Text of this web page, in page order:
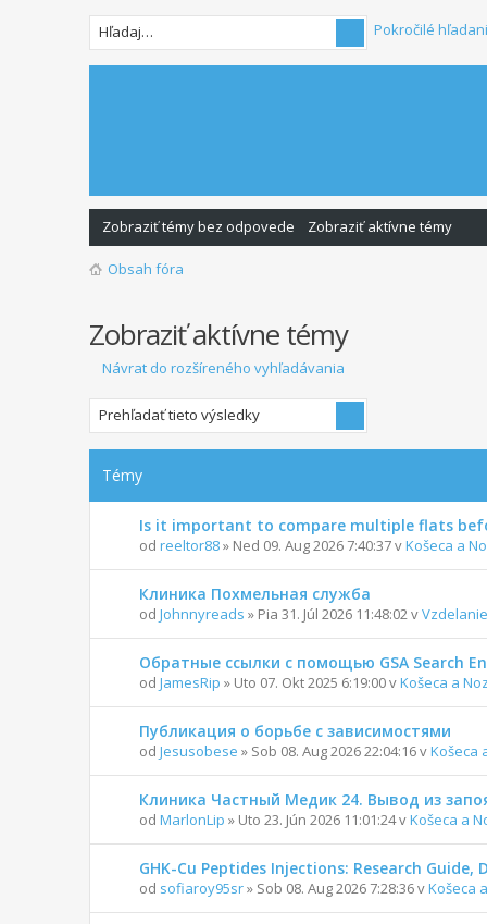
Pokročilé
Zobraziť témy bez odpovede Zobraziť aktívne témy
Obsah fóra
Zobraziť aktívne témy
Návrat do rozšíreného vyhľadávania
Témy
Is it important to compare multiple flats
od reeltor88» Ned 09. Aug 2026 7:40:37 vKošeca a
Клиника Похмельная служба
od Johnnyreads » Pia 31. Júl 2026 11:48:02 v
Обратные ссылки с помощью GSA Search
od JamesRip » Uto 07. Okt 2025 6:19:00 vKošeca a
Публикация о борьбе с зависимостями
od Jesusobese » Sob 08. Aug 2026 22:04:16 vKošeca
Клиника Частный Медик 24. Вывод из
od MarlonLip » Uto 23. Jún 2026 11:01:24 vKošeca a
GHK-Cu Peptides Injections: Research Guide,
od sofiaroy95sr» Sob 08. Aug 2026 7:28:36 vKošeca